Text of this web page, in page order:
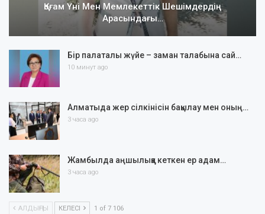
Қоғам Үні Мен Мемлекеттік Шешімдердің
Арасындағы…
Бір палаталы жүйе – заман талабына сай…
10 минут ago
Алматыда жер сілкінісін бақылау мен оның…
3 часа ago
Жамбылда аңшылыққа кеткен ер адам…
3 часа ago
АЛДЫҢҒЫ КЕЛЕСІ 1 of 7 106